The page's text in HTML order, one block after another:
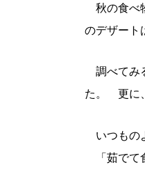
秋の食べ
のデザート
調べてみ
た。 更に
いつもの
「茹でて